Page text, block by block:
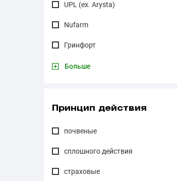
UPL (ex. Arysta)
Nufarm
Гринфорт
Больше
Принцип действия
почвеные
сплошного действия
страховые